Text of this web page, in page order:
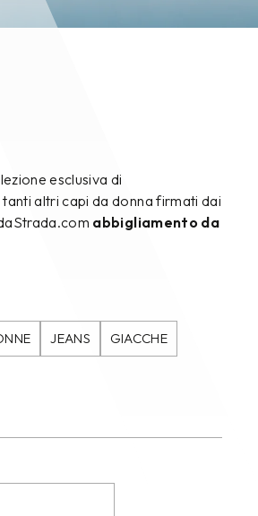
esclusiva di
altri capi da donna firmati dai
abbigliamento da
JEANS GIACCHE